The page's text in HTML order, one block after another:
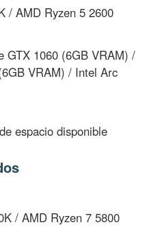
/ AMD Ryzen 5 2600
GTX 1060 (6GB VRAM) /
VRAM) / Intel Arc
espacio disponible
/ AMD Ryzen 7 5800